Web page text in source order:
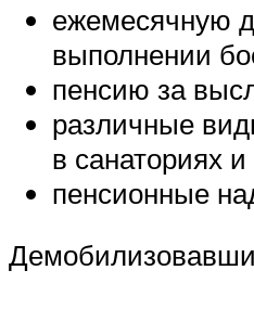
ежемесячную
выполнении
пенсию за
различные
в санаториях и
пенсионные